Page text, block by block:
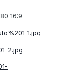
16:9